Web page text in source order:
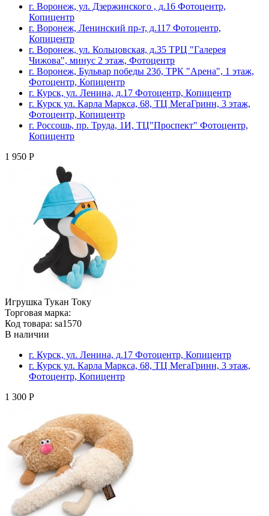
г. Воронеж, ул. Дзержинского , д.16 Фотоцентр,
Копицентр
г. Воронеж, Ленинский пр-т, д.117 Фотоцентр,
Копицентр
г. Воронеж, ул. Кольцовская, д.35 ТРЦ "Галерея
Чижова", минус 2 этаж, Фотоцентр
г. Воронеж, Бульвар победы 23б, ТРК "Арена", 1 этаж,
Фотоцентр, Копицентр
г. Курск, ул. Ленина, д.17 Фотоцентр, Копицентр
г. Курск ул. Карла Маркса, 68, ТЦ МегаГринн, 3 этаж,
Фотоцентр, Копицентр
г. Россошь, пр. Труда, 1И, ТЦ"Проспект" Фотоцентр,
Копицентр
1 950 Р
Игрушка Тукан Току
Торговая марка:
Код товара: sa1570
В наличии
г. Курск, ул. Ленина, д.17 Фотоцентр, Копицентр
г. Курск ул. Карла Маркса, 68, ТЦ МегаГринн, 3 этаж,
Фотоцентр, Копицентр
1 300 Р